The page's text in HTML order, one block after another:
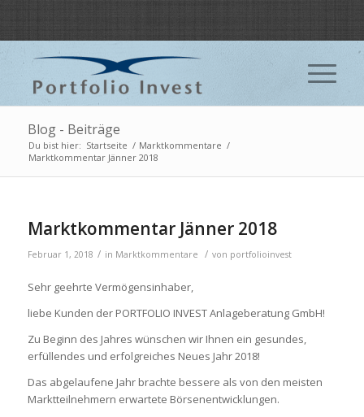
Blog - Beiträge
Du bist hier: Startseite / Marktkommentare /
Marktkommentar Jänner 2018
Marktkommentar Jänner 2018
Februar 1, 2018 / in Marktkommentare / von portfolioinvest
Sehr geehrte Vermögensinhaber,
liebe Kunden der PORTFOLIO INVEST Anlageberatung GmbH!
Zu Beginn des Jahres wünschen wir Ihnen ein gesundes,
erfüllendes und erfolgreiches Neues Jahr 2018!
Das abgelaufene Jahr brachte bessere als von den meisten
Marktteilnehmern erwartete Börsenentwicklungen.